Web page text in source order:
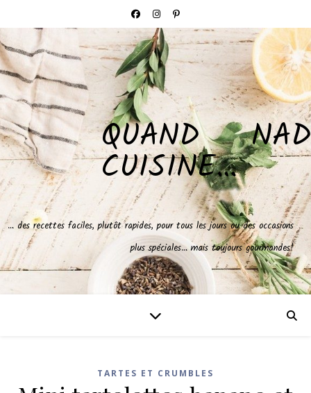
QUAND NAD
CUISINE…
… des recettes faciles, plutôt rapides, pour tous les jours ou des occasions
plus spéciales… mais toujours gourmandes!
TARTES ET CRUMBLES